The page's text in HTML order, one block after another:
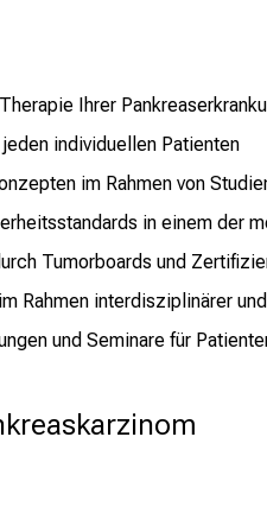
Ihrer
individuellen Patienten
im Rahmen von
in einem der
Tumorboards und
Rahmen interdisziplinärer
und Seminare für